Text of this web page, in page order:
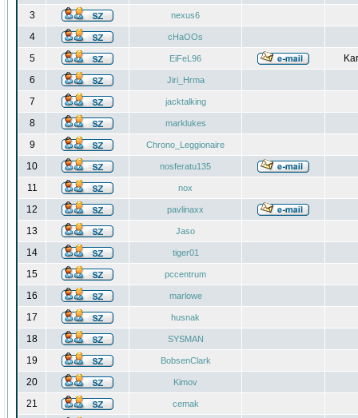
3 nexus6
4 cHaOOs
5 EiFeL96
6
Jiri_Hrma
7 jacktalking
8 marklukes
9 Chrono_Leggionaire
10 nosferatu135
11 nox
12 pavlinaxx
13 Jaso
14 tiger01
15 pccentrum
16 marlowe
17 husnak
18 SYSMAN
19 BobsenClark
20 Kimov
21 cemak